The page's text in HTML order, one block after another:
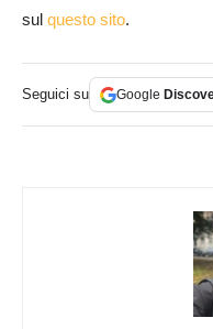
sul questo sito.
Seguici su Google